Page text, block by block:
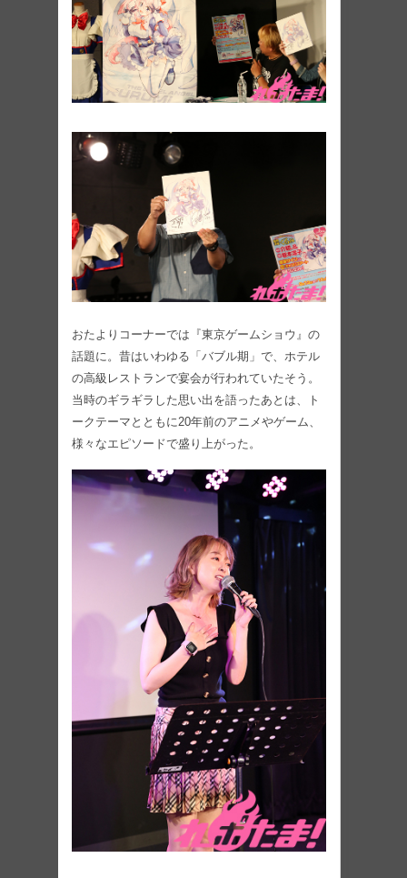
おたよりコーナーでは『東京ゲームショウ』の
話題に。昔はいわゆる「バブル期」で、ホテル
の高級レストランで宴会が行われていたそう。
当時のギラギラした思い出を語ったあとは、ト
ークテーマとともに20年前のアニメやゲーム、
様々なエピソードで盛り上がった。